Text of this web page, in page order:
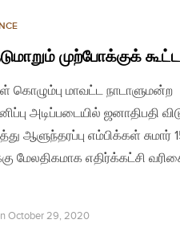
முற்போக்குக்
கொழும்பு மாவட்ட நாடாளுமன்ற
அடிப்படையில் ஜனாதிபதி
ஆளுந்தரப்பு எம்பிக்கள் சுமார்
எதிர்க்கட்சி
October 29, 2020